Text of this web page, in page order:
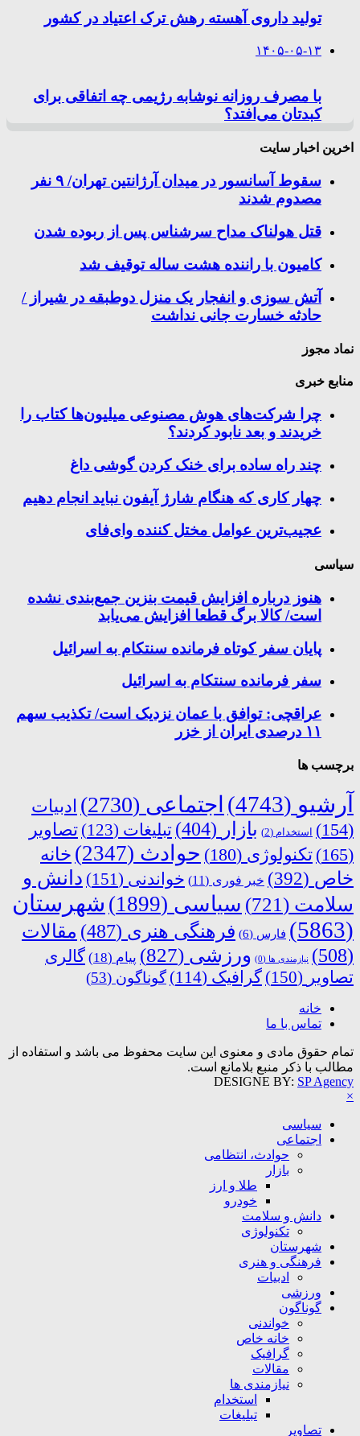
تولید داروی آهسته رهش ترک اعتیاد در کشور
۱۴۰۵-۰۵-۱۳
با مصرف روزانه نوشابه رژیمی چه اتفاقی برای
کبدتان می‌افتد؟
اخرین اخبار سایت
سقوط آسانسور در میدان آرژانتین تهران/ ۹ نفر
مصدوم شدند
قتل هولناک مداح سرشناس پس از ربوده شدن
کامیون با راننده هشت ساله توقیف شد
آتش سوزی و انفجار یک منزل دوطبقه در شیراز /
حادثه خسارت جانی نداشت
نماد مجوز
منابع خبری
چرا شرکت‌های هوش مصنوعی میلیون‌ها کتاب را
خریدند و بعد نابود کردند؟
چند راه‌ ساده برای خنک کردن گوشی داغ
چهار کاری که هنگام شارژ آیفون نباید انجام دهیم
عجیب‌ترین عوامل مختل کننده وای‌فای
سیاسی
هنوز درباره افزایش قیمت بنزین جمع‌بندی نشده
است/ کالا برگ قطعا افزایش می‌یابد
پایان سفر کوتاه فرمانده سنتکام به اسرائیل
سفر فرمانده سنتکام به اسرائیل
عراقچی: توافق با عمان نزدیک است/ تکذیب سهم
۱۱ درصدی ایران از خزر
برچسب ها
آرشیو (4743) اجتماعی (2730)
ادبیات
(154)
استخدام (2) بازار (404) تبلیغات (123)
تصاویر
(165)
تکنولوژی (180) حوادث (2347)
خانه
خاص (392) خبر فوری (11) خواندنی (151)
دانش و
سلامت (721) سیاسی (1899)
شهرستان
(5863)
فارس (6) فرهنگی هنری (487)
مقالات
(508)
نیازمندی ها (0) ورزشی (827) پیام (18)
گالری
تصاویر (150) گرافیک (114) گوناگون (53)
خانه
تماس با ما
تمام حقوق مادی و معنوی این سایت محفوظ می باشد و استفاده از
مطالب با ذکر منبع بلامانع است.
DESIGNE BY: SP Agency
×
سیاسی
اجتماعی
حوادث، انتظامی
بازار
طلا و ارز
خودرو
دانش و سلامت
تکنولوژی
شهرستان
فرهنگی و هنری
ادبیات
ورزشی
گوناگون
خواندنی
خانه خاص
گرافیک
مقالات
نیازمندی ها
استخدام
تبلیغات
تصاویر